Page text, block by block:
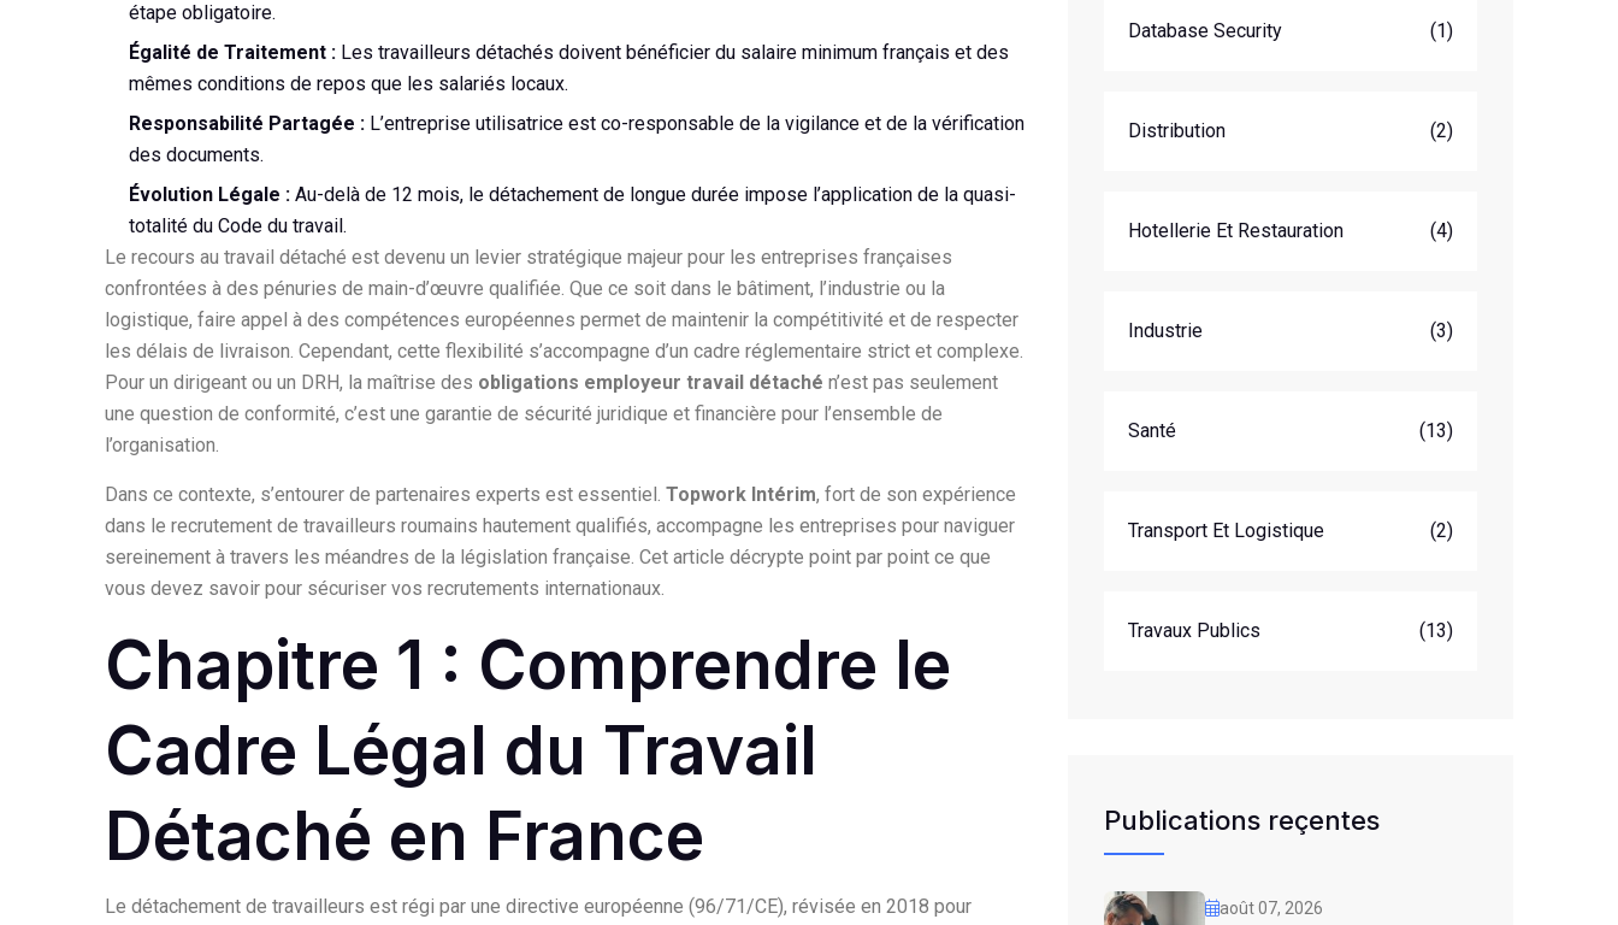
étape obligatoire.
Égalité de Traitement : Les travailleurs détachés doivent bénéficier du salaire minimum français et des
mêmes conditions de repos que les salariés locaux.
Responsabilité Partagée : L’entreprise utilisatrice est co-responsable de la vigilance et de la vérification
des documents.
Évolution Légale : Au-delà de 12 mois, le détachement de longue durée impose l’application de la quasi-
totalité du Code du travail.
Le recours au travail détaché est devenu un levier stratégique majeur pour les entreprises françaises
confrontées à des pénuries de main-d’œuvre qualifiée. Que ce soit dans le bâtiment, l’industrie ou la
logistique, faire appel à des compétences européennes permet de maintenir la compétitivité et de respecter
les délais de livraison. Cependant, cette flexibilité s’accompagne d’un cadre réglementaire strict et complexe.
Pour un dirigeant ou un DRH, la maîtrise des obligations employeur travail détaché n’est pas seulement
une question de conformité, c’est une garantie de sécurité juridique et financière pour l’ensemble de
l’organisation.
Dans ce contexte, s’entourer de partenaires experts est essentiel. Topwork Intérim, fort de son expérience
dans le recrutement de travailleurs roumains hautement qualifiés, accompagne les entreprises pour naviguer
sereinement à travers les méandres de la législation française. Cet article décrypte point par point ce que
vous devez savoir pour sécuriser vos recrutements internationaux.
Chapitre 1 : Comprendre le
Cadre Légal du Travail
Détaché en France
Le détachement de travailleurs est régi par une directive européenne (96/71/CE), révisée en 2018 pour
Database Security (1)
Distribution (2)
Hotellerie Et Restauration (4)
Industrie (3)
Santé (13)
Transport Et Logistique (2)
Travaux Publics (13)
Publications reçentes
août 07, 2026